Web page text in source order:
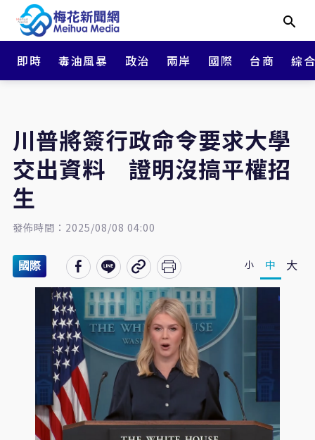
即時 毒油風暴 政治 兩岸 國際 台商 綜
川普將簽行政命令要求大學
交出資料 證明沒搞平權招
生
發佈時間：2025/08/08 04:00
國際 小 中 大